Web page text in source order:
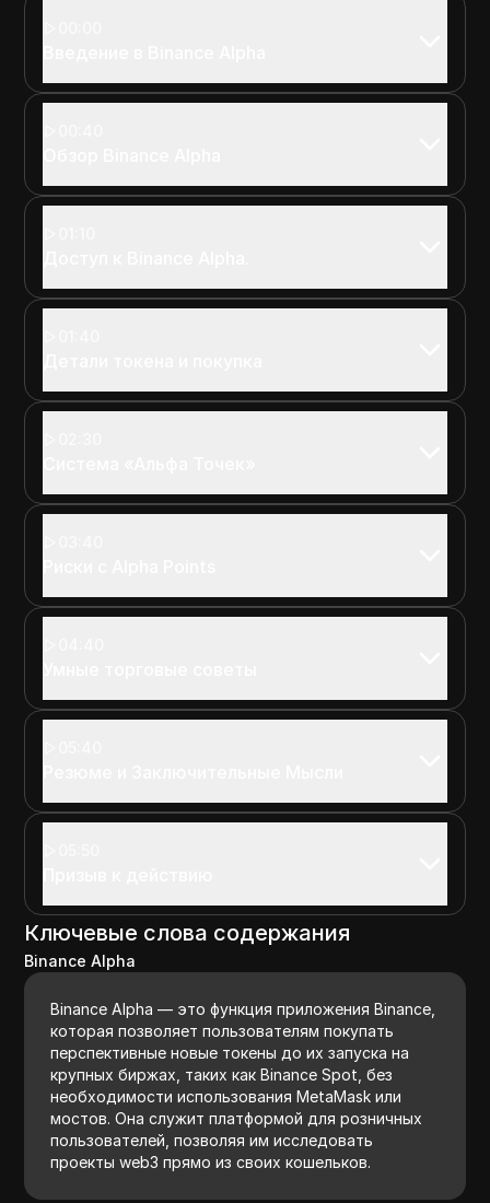
Ключевые слова содержания
Binance Alpha
Binance Alpha — это функция приложения Binance,
которая позволяет пользователям покупать
перспективные новые токены до их запуска на
крупных биржах, таких как Binance Spot, без
необходимости использования MetaMask или
мостов. Она служит платформой для розничных
пользователей, позволяя им исследовать
проекты web3 прямо из своих кошельков.